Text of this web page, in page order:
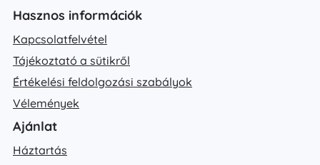
Hasznos információk
Kapcsolatfelvétel
Tájékoztató a sütikről
Értékelési feldolgozási szabályok
Vélemények
Ajánlat
Háztartás